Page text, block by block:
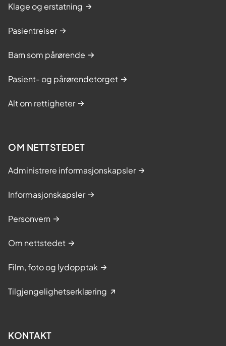
Klage og erstatning
Pasientreiser
Barn som pårørende
Pasient- og pårørendetorget
Alt om rettigheter
OM NETTSTEDET
Administrere informasjonskapsler
Informasjonskapsler
Personvern
Om nettstedet
Film, foto og lydopptak
Tilgjengelighetserklæring
KONTAKT